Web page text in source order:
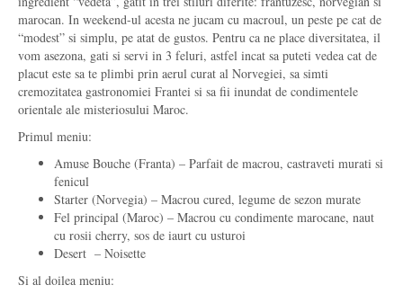
marocan. In weekend-ul acesta ne jucam cu macroul, un peste pe cat de
“modest” si simplu, pe atat de gustos. Pentru ca ne place diversitatea, il
vom asezona, gati si servi in 3 feluri, astfel incat sa puteti vedea cat de
placut este sa te plimbi prin aerul curat al Norvegiei, sa simti
cremozitatea gastronomiei Frantei si sa fii inundat de condimentele
orientale ale misteriosului Maroc.
Primul meniu:
Amuse Bouche (Franta) – Parfait de macrou, castraveti murati si
fenicul
Starter (Norvegia) – Macrou cured, legume de sezon murate
Fel principal (Maroc) – Macrou cu condimente marocane, naut
cu rosii cherry, sos de iaurt cu usturoi
Desert – Noisette
Si al doilea meniu: